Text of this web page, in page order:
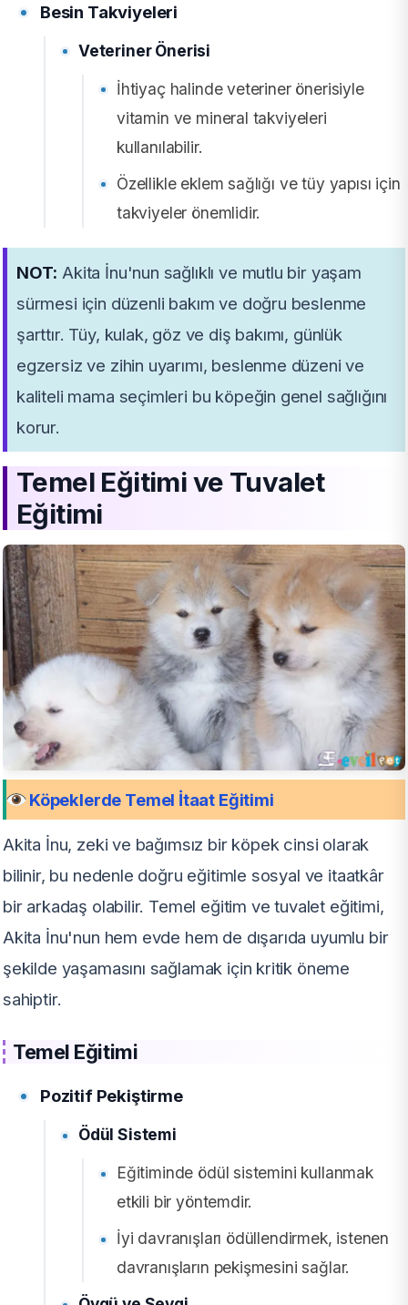
Besin Takviyeleri
Veteriner Önerisi
İhtiyaç halinde veteriner önerisiyle
vitamin ve mineral takviyeleri
kullanılabilir.
Özellikle eklem sağlığı ve tüy yapısı için
takviyeler önemlidir.
NOT: Akita İnu'nun sağlıklı ve mutlu bir yaşam
sürmesi için düzenli bakım ve doğru beslenme
şarttır. Tüy, kulak, göz ve diş bakımı, günlük
egzersiz ve zihin uyarımı, beslenme düzeni ve
kaliteli mama seçimleri bu köpeğin genel sağlığını
korur.
Temel Eğitimi ve Tuvalet
Eğitimi
Köpeklerde Temel İtaat Eğitimi
Akita İnu, zeki ve bağımsız bir köpek cinsi olarak
bilinir, bu nedenle doğru eğitimle sosyal ve itaatkâr
bir arkadaş olabilir. Temel eğitim ve tuvalet eğitimi,
Akita İnu'nun hem evde hem de dışarıda uyumlu bir
şekilde yaşamasını sağlamak için kritik öneme
sahiptir.
Temel Eğitimi
Pozitif Pekiştirme
Ödül Sistemi
Eğitiminde ödül sistemini kullanmak
etkili bir yöntemdir.
İyi davranışları ödüllendirmek, istenen
davranışların pekişmesini sağlar.